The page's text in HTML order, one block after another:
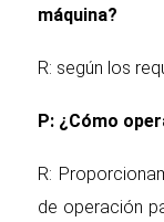
máquina?
R: según los
P: ¿Cómo
R:
de operación